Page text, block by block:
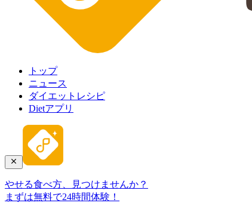
トップ
ニュース
ダイエットレシピ
Dietアプリ
やせる食べ方、見つけませんか？
まずは無料で24時間体験！